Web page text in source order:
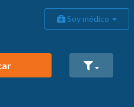
Soy médico